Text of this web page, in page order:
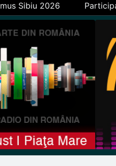
Sibiu 2026